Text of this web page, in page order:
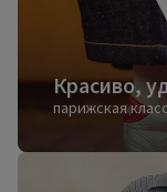
Красиво,
парижская
Безупречный